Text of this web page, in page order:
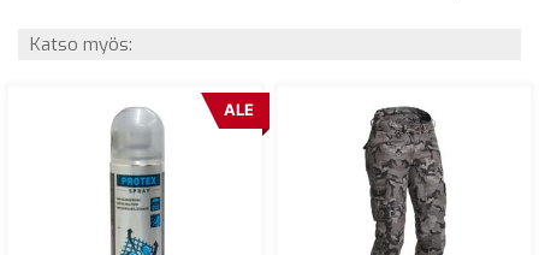
Katso myös:
ALE